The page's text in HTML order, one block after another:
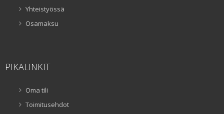
Yhteistyössä
Osamaksu
PIKALINKIT
Oma tili
Toimitusehdot